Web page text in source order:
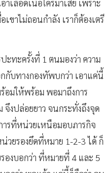
าเลือดเนื้อใครมาเสีย เพราะ
ขาไม่ถอนกำลัง เราก็ต้องเตรี
ะทะครั้งที่ 1 ตนมองว่า ความ
กับทางกองทัพบกว่า เอาแค่นี้
อมให้พร้อม พอมาถึงการ
งปล่อยยาว จนกระทั่งถึงจุด
รที่หน่วยเหนือมอบภารกิจ
วยรองยึดที่หมาย 1-2-3 ได้ ก็
องบอกว่า ที่หมายที่ 4 และ 5